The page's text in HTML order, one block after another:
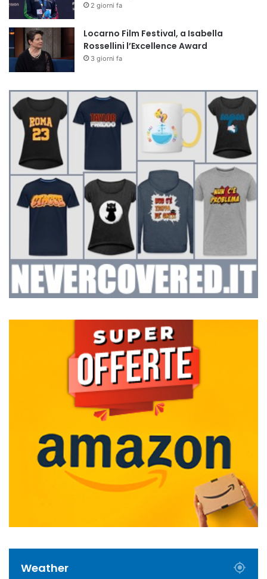
2 giorni fa
Locarno Film Festival, a Isabella
Rossellini l’Excellence Award
3 giorni fa
Weather